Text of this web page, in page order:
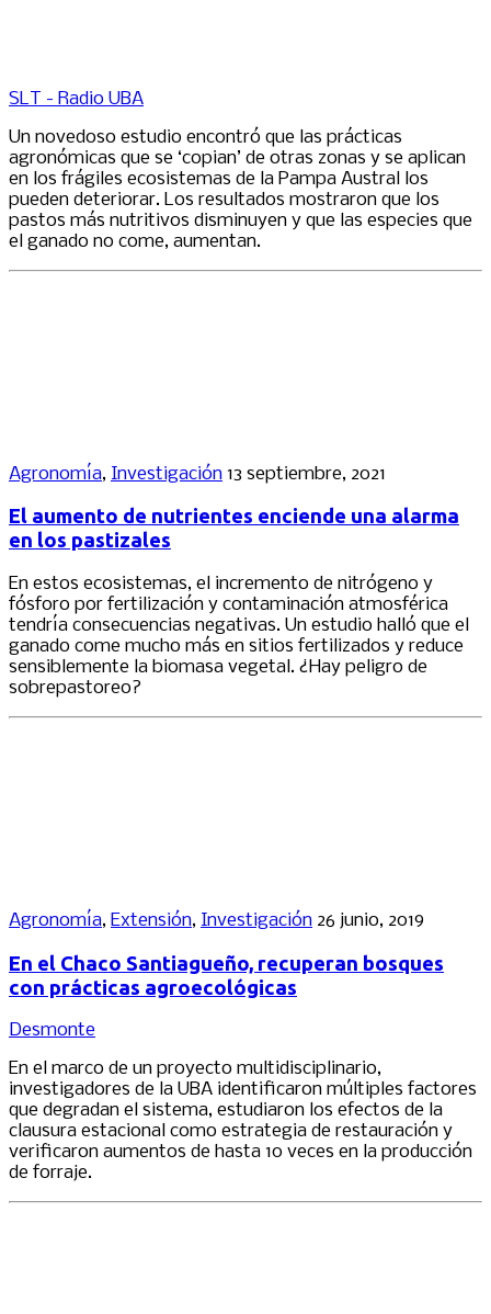
SLT - Radio UBA
Un novedoso estudio encontró que las prácticas
agronómicas que se ‘copian’ de otras zonas y se aplican
en los frágiles ecosistemas de la Pampa Austral los
pueden deteriorar. Los resultados mostraron que los
pastos más nutritivos disminuyen y que las especies que
el ganado no come, aumentan.
Agronomía, Investigación 13 septiembre, 2021
El aumento de nutrientes enciende una alarma
en los pastizales
En estos ecosistemas, el incremento de nitrógeno y
fósforo por fertilización y contaminación atmosférica
tendría consecuencias negativas. Un estudio halló que el
ganado come mucho más en sitios fertilizados y reduce
sensiblemente la biomasa vegetal. ¿Hay peligro de
sobrepastoreo?
Agronomía, Extensión, Investigación 26 junio, 2019
En el Chaco Santiagueño, recuperan bosques
con prácticas agroecológicas
Desmonte
En el marco de un proyecto multidisciplinario,
investigadores de la UBA identificaron múltiples factores
que degradan el sistema, estudiaron los efectos de la
clausura estacional como estrategia de restauración y
verificaron aumentos de hasta 10 veces en la producción
de forraje.